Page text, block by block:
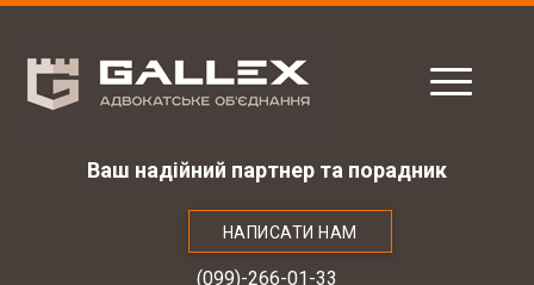
Ваш надійний партнер та порадник
НАПИСАТИ НАМ
(099)-266-01-33